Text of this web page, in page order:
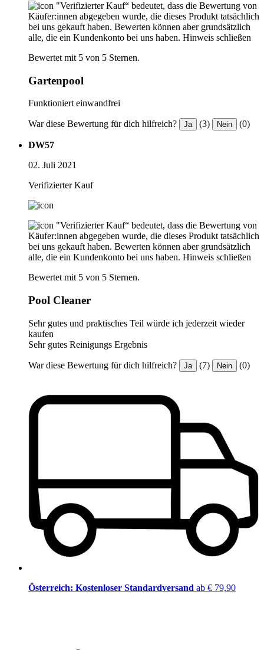
"Verifizierter Kauf“ bedeutet, dass die Bewertung von
Käufer:innen abgegeben wurde, die dieses Produkt tatsächlich
bei uns gekauft haben. Bewerten können aber grundsätzlich
alle, die ein Kundenkonto bei uns haben. Hinweis schließen
Bewertet mit 5 von 5 Sternen.
Gartenpool
Funktioniert einwandfrei
War diese Bewertung für dich hilfreich? Ja (3) Nein (0)
DW57
02. Juli 2021
Verifizierter Kauf
"Verifizierter Kauf“ bedeutet, dass die Bewertung von
Käufer:innen abgegeben wurde, die dieses Produkt tatsächlich
bei uns gekauft haben. Bewerten können aber grundsätzlich
alle, die ein Kundenkonto bei uns haben. Hinweis schließen
Bewertet mit 5 von 5 Sternen.
Pool Cleaner
Sehr gutes und praktisches Teil würde ich jederzeit wieder
kaufen
Sehr gutes Reinigungs Ergebnis
War diese Bewertung für dich hilfreich? Ja (7) Nein (0)
Österreich: Kostenloser Standardversand ab € 79,90